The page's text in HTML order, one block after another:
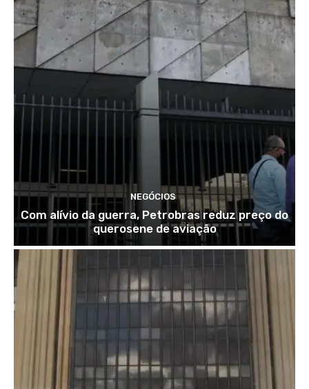
NEGÓCIOS
Com alívio da guerra, Petrobras reduz preço do
querosene de aviação